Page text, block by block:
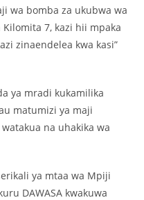
wa bomba za ukubwa wa
7, kazi hii mpaka
zinaendelea kwa kasi”
ya mradi kukamilika
matumizi ya maji
na uhakika wa
ya mtaa wa Mpiji
DAWASA kwakuwa